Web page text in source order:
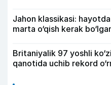
Jahon klassikasi:
marta o‘qish kerak
Britaniyalik 97 yoshli
qanotida uchib rekord